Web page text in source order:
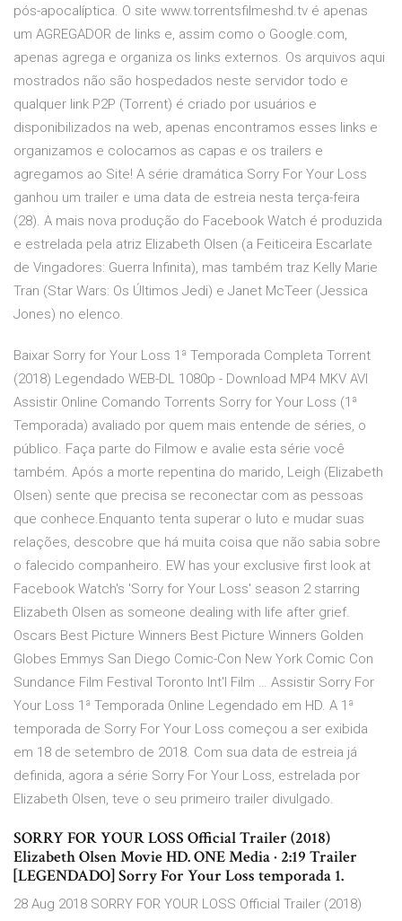
pós-apocalíptica. O site www.torrentsfilmeshd.tv é apenas
um AGREGADOR de links e, assim como o Google.com,
apenas agrega e organiza os links externos. Os arquivos aqui
mostrados não são hospedados neste servidor todo e
qualquer link P2P (Torrent) é criado por usuários e
disponibilizados na web, apenas encontramos esses links e
organizamos e colocamos as capas e os trailers e
agregamos ao Site! A série dramática Sorry For Your Loss
ganhou um trailer e uma data de estreia nesta terça-feira
(28). A mais nova produção do Facebook Watch é produzida
e estrelada pela atriz Elizabeth Olsen (a Feiticeira Escarlate
de Vingadores: Guerra Infinita), mas também traz Kelly Marie
Tran (Star Wars: Os Últimos Jedi) e Janet McTeer (Jessica
Jones) no elenco.
Baixar Sorry for Your Loss 1ª Temporada Completa Torrent
(2018) Legendado WEB-DL 1080p - Download MP4 MKV AVI
Assistir Online Comando Torrents Sorry for Your Loss (1ª
Temporada) avaliado por quem mais entende de séries, o
público. Faça parte do Filmow e avalie esta série você
também. Após a morte repentina do marido, Leigh (Elizabeth
Olsen) sente que precisa se reconectar com as pessoas
que conhece.Enquanto tenta superar o luto e mudar suas
relações, descobre que há muita coisa que não sabia sobre
o falecido companheiro. EW has your exclusive first look at
Facebook Watch's 'Sorry for Your Loss' season 2 starring
Elizabeth Olsen as someone dealing with life after grief.
Oscars Best Picture Winners Best Picture Winners Golden
Globes Emmys San Diego Comic-Con New York Comic Con
Sundance Film Festival Toronto Int'l Film … Assistir Sorry For
Your Loss 1ª Temporada Online Legendado em HD. A 1ª
temporada de Sorry For Your Loss começou a ser exibida
em 18 de setembro de 2018. Com sua data de estreia já
definida, agora a série Sorry For Your Loss, estrelada por
Elizabeth Olsen, teve o seu primeiro trailer divulgado.
SORRY FOR YOUR LOSS Official Trailer (2018)
Elizabeth Olsen Movie HD. ONE Media · 2:19 Trailer
[LEGENDADO] Sorry For Your Loss temporada 1.
28 Aug 2018 SORRY FOR YOUR LOSS Official Trailer (2018)